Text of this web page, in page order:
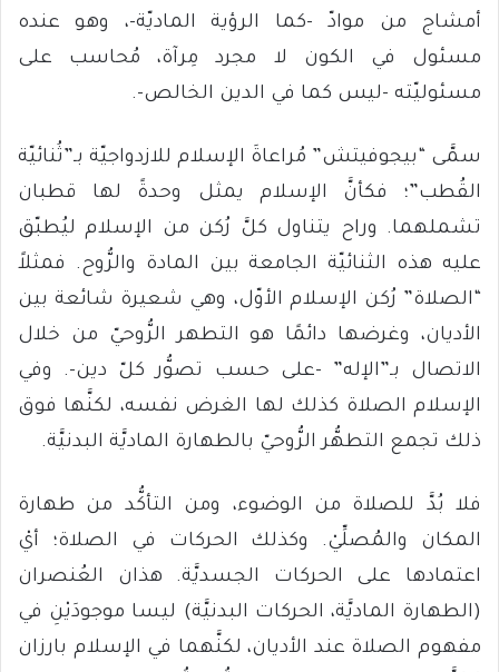
أمشاج من موادّ -كما الرؤية الماديّة-، وهو عنده
مسئول في الكون لا مجرد مِرآة، مُحاسب على
مسئوليّته -ليس كما في الدين الخالص-.
سمَّى “بيجوفيتش” مُراعاةَ الإسلام للازدواجيّة بـ”ثُنائيّة
القُطب”؛ فكأنَّ الإسلام يمثل وحدةً لها قطبان
تشملهما. وراح يتناول كلَّ رُكن من الإسلام ليُطبّق
عليه هذه الثنائيّة الجامعة بين المادة والرُّوح. فمثلاً
“الصلاة” رُكن الإسلام الأوّل، وهي شعيرة شائعة بين
الأديان، وغرضها دائمًا هو التطهر الرُّوحيّ من خلال
الاتصال بـ”الإله” -على حسب تصوُّر كلّ دين-. وفي
الإسلام الصلاة كذلك لها الغرض نفسه، لكنَّها فوق
ذلك تجمع التطهُّر الرُّوحيّ بالطهارة الماديَّة البدنيَّة.
فلا بُدَّ للصلاة من الوضوء، ومن التأكُّد من طهارة
المكان والمُصلِّيْ. وكذلك الحركات في الصلاة؛ أيْ
اعتمادها على الحركات الجسديَّة. هذان العُنصران
(الطهارة الماديَّة، الحركات البدنيَّة) ليسا موجودَيْنِ في
مفهوم الصلاة عند الأديان، لكنَّهما في الإسلام بارزان